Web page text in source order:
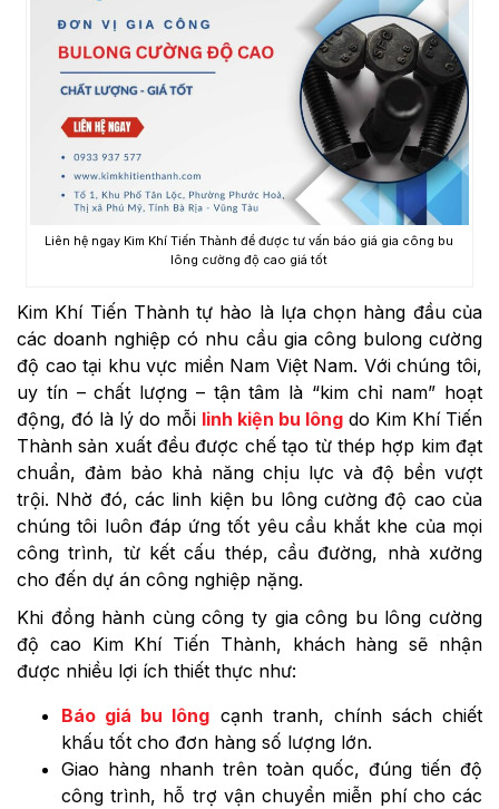
Liên hệ ngay Kim Khí Tiến Thành để được tư vấn báo giá gia công bu
lông cường độ cao giá tốt
Kim Khí Tiến Thành tự hào là lựa chọn hàng đầu của
các doanh nghiệp có nhu cầu gia công bulong cường
độ cao tại khu vực miền Nam Việt Nam. Với chúng tôi,
uy tín – chất lượng – tận tâm là “kim chỉ nam” hoạt
động, đó là lý do mỗi linh kiện bu lông do Kim Khí Tiến
Thành sản xuất đều được chế tạo từ thép hợp kim đạt
chuẩn, đảm bảo khả năng chịu lực và độ bền vượt
trội. Nhờ đó, các linh kiện bu lông cường độ cao của
chúng tôi luôn đáp ứng tốt yêu cầu khắt khe của mọi
công trình, từ kết cấu thép, cầu đường, nhà xưởng
cho đến dự án công nghiệp nặng.
Khi đồng hành cùng công ty gia công bu lông cường
độ cao Kim Khí Tiến Thành, khách hàng sẽ nhận
được nhiều lợi ích thiết thực như:
Báo giá bu lông cạnh tranh, chính sách chiết
khấu tốt cho đơn hàng số lượng lớn.
Giao hàng nhanh trên toàn quốc, đúng tiến độ
công trình, hỗ trợ vận chuyển miễn phí cho các